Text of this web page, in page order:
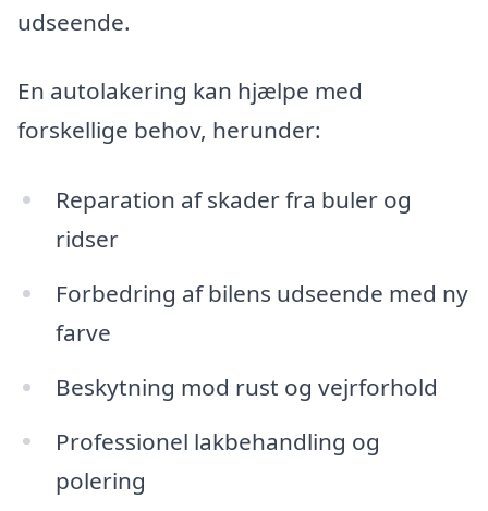
udseende.
En autolakering kan hjælpe med
forskellige behov, herunder:
Reparation af skader fra buler og
ridser
Forbedring af bilens udseende med ny
farve
Beskytning mod rust og vejrforhold
Professionel lakbehandling og
polering